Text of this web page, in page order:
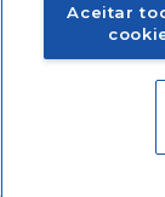
Central de
0800 570
Aceitar